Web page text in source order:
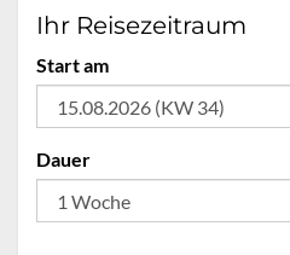
Ihr Reisezeitraum
Start am
Dauer